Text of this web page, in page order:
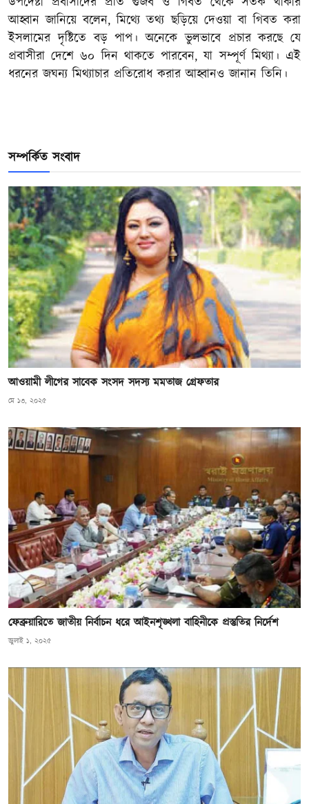
আহ্বান জানিয়ে বলেন, মিথ্যে তথ্য ছড়িয়ে দেওয়া বা গিবত করা
ইসলামের দৃষ্টিতে বড় পাপ। অনেকে ভুলভাবে প্রচার করছে যে
প্রবাসীরা দেশে ৬০ দিন থাকতে পারবেন, যা সম্পূর্ণ মিথ্যা। এই
ধরনের জঘন্য মিথ্যাচার প্রতিরোধ করার আহ্বানও জানান তিনি।
সম্পর্কিত সংবাদ
আওয়ামী লীগের সাবেক সংসদ সদস্য মমতাজ গ্রেফতার
মে ১৩, ২০২৫
ফেব্রুয়ারিতে জাতীয় নির্বাচন ধরে আইনশৃঙ্খলা বাহিনীকে প্রস্তুতির নির্দেশ
জুলাই ১, ২০২৫